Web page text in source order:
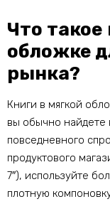
Что такое
обложке
рынка?
Книги в мягкой
вы обычно найдете
повседневного
продуктового
7″), используйте
плотную